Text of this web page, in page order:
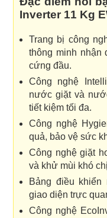
Inverter 11 Kg
Trang bị công
thông minh nhận
cứng đầu.
Công nghệ
nước giặt và
tiết kiệm tối đa.
Công nghệ
quả, bảo vệ sức
Công nghệ giặt
và khử mùi khó
Bảng điều
giao diện trực
Công nghệ